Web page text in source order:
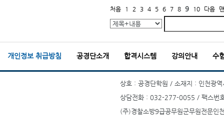
처음
1 2 3 4 5 6 7 8 9 10 다음
개인정보 취급방침 공경단소개 합격시스템 강의안내 수
상호 : 공경단학원 / 소재지 : 인천광
상담전화 : 032-277-0055 / 팩스번
(주)경찰소방9급공무원군무원전문